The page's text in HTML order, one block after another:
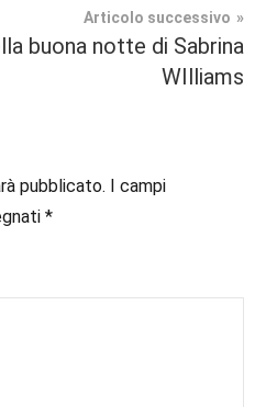
Articolo successivo
buona notte di Sabrina
WIlliams
pubblicato. I campi
*